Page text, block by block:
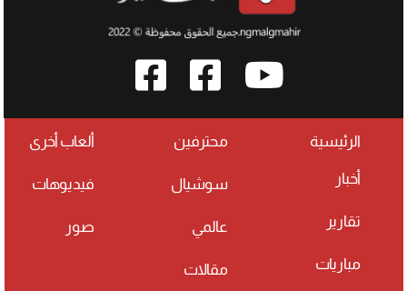
الرئيسية
أخبار
تقارير
مباريات
محترفين
سوشيال
عالمي
مقالات
ألعاب أخرى
فيديوهات
صور